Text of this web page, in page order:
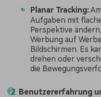
Planar Tracking:
Aufgaben mit
Perspektive
Werbung auf
Bildschirmen. Es
drehen oder
die
Benutzererfahrung